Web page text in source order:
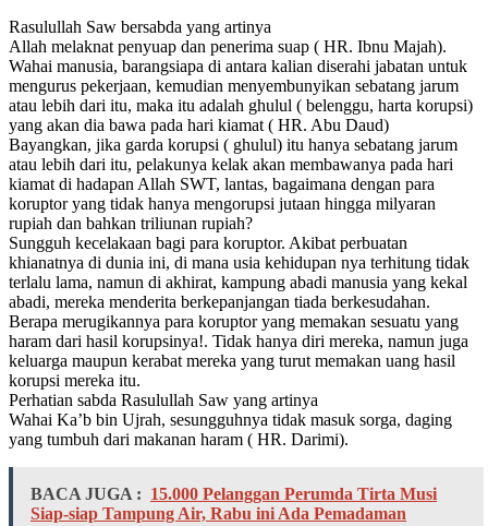
Rasulullah Saw bersabda yang artinya
Allah melaknat penyuap dan penerima suap ( HR. Ibnu Majah).
Wahai manusia, barangsiapa di antara kalian diserahi jabatan untuk
mengurus pekerjaan, kemudian menyembunyikan sebatang jarum
atau lebih dari itu, maka itu adalah ghulul ( belenggu, harta korupsi)
yang akan dia bawa pada hari kiamat ( HR. Abu Daud)
Bayangkan, jika garda korupsi ( ghulul) itu hanya sebatang jarum
atau lebih dari itu, pelakunya kelak akan membawanya pada hari
kiamat di hadapan Allah SWT, lantas, bagaimana dengan para
koruptor yang tidak hanya mengorupsi jutaan hingga milyaran
rupiah dan bahkan triliunan rupiah?
Sungguh kecelakaan bagi para koruptor. Akibat perbuatan
khianatnya di dunia ini, di mana usia kehidupan nya terhitung tidak
terlalu lama, namun di akhirat, kampung abadi manusia yang kekal
abadi, mereka menderita berkepanjangan tiada berkesudahan.
Berapa merugikannya para koruptor yang memakan sesuatu yang
haram dari hasil korupsinya!. Tidak hanya diri mereka, namun juga
keluarga maupun kerabat mereka yang turut memakan uang hasil
korupsi mereka itu.
Perhatian sabda Rasulullah Saw yang artinya
Wahai Ka’b bin Ujrah, sesungguhnya tidak masuk sorga, daging
yang tumbuh dari makanan haram ( HR. Darimi).
BACA JUGA : 15.000 Pelanggan Perumda Tirta Musi
Siap-siap Tampung Air, Rabu ini Ada Pemadaman